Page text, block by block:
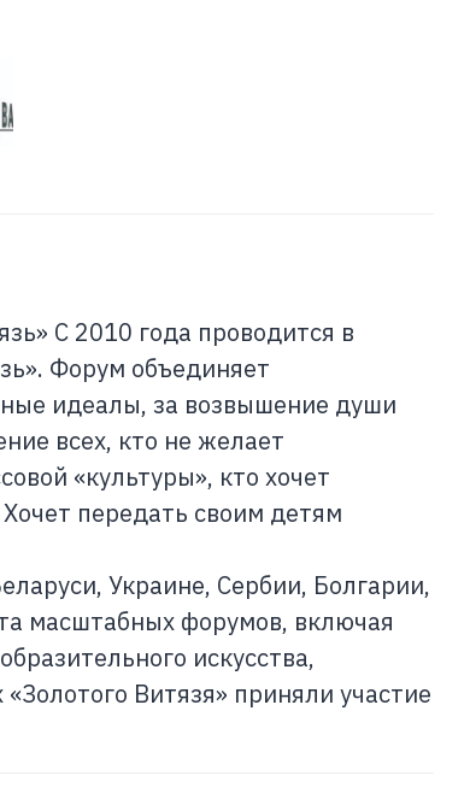
С 2010 года проводится в
Форум объединяет
идеалы, за возвышение души
всех, кто не желает
«культуры», кто хочет
передать своим детям
Украине, Сербии, Болгарии,
масштабных форумов, включая
искусства,
Витязя» приняли участие